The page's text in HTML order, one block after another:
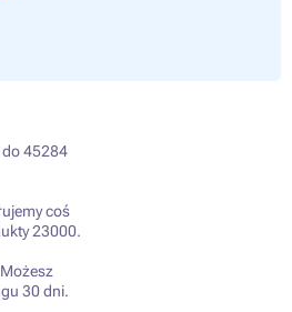
do 45284
coś
23000.
Możesz
30 dni.